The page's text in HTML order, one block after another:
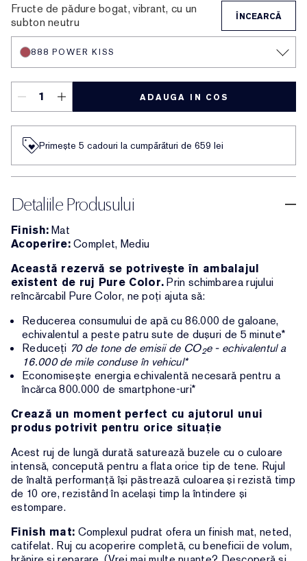
Fructe de pădure bogat, vibrant, cu un
subton neutru
ÎNCEARCĂ
888 POWER KISS
ADAUGA IN COS
Primește 5 cadouri la cumpărături de 659 lei
Detaliile Produsului
Finish:Mat
Acoperire:Complet, Mediu
Această rezervă se potrivește în ambalajul
existent de ruj Pure Color.Prin schimbarea rujului
reîncărcabil Pure Color, ne poți ajuta să:
Reducerea consumului de apă cu 86.000 de galoane,
echivalentul a peste patru sute de dușuri de 5 minute*
Reduceți 70 de tone de emisii de CO2e - echivalentul a
16.000 de mile conduse în vehicul*
Economisește energia echivalentă necesară pentru a
încărca 800.000 de smartphone-uri*
Crează un moment perfect cu ajutorul unui
produs potrivit pentru orice situație
Acest ruj de lungă durată saturează buzele cu o culoare
intensă, concepută pentru a flata orice tip de tene. Rujul
de înaltă performanță își păstrează culoarea și rezistă timp
de 10 ore, rezistând în același timp la întindere și
estompare.
Finish mat: Complexul pudrat ofera un finish mat, neted,
catifelat. Ruj cu acoperire completă, cu beneficii de volum,